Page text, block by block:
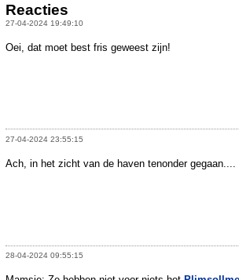
Reacties
27-04-2024 19:49:10
Oei, dat moet best fris geweest zijn!
27-04-2024 23:55:15
Ach, in het zicht van de haven tenonder gegaan....
28-04-2024 09:55:15